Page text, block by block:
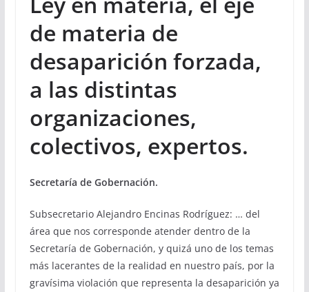
de materia de
desaparición forzada,
a las distintas
organizaciones,
colectivos, expertos.
Secretaría de Gobernación.
Subsecretario Alejandro Encinas Rodríguez: … del
área que nos corresponde atender dentro de la
Secretaría de Gobernación, y quizá uno de los temas
más lacerantes de la realidad en nuestro país, por la
gravísima violación que representa la desaparición ya